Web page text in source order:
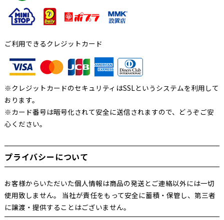
ご利用できるクレジットカード
※クレジットカードのセキュリティはSSLというシステムを利用して
おります。
※カード番号は暗号化されて安全に送信されますので、どうぞご安
心ください。
プライバシーについて
お客様からいただいた個人情報は商品の発送とご連絡以外には一切
使用致しません。 当社が責任をもって安全に蓄積・保管し、第三者
に譲渡・提供することはございません。